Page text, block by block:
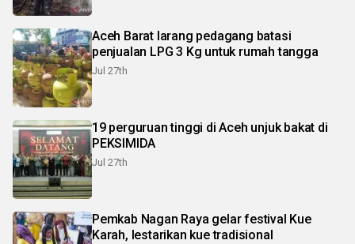
Aceh Barat larang pedagang batasi
penjualan LPG 3 Kg untuk rumah tangga
Jul 27th
19 perguruan tinggi di Aceh unjuk bakat di
PEKSIMIDA
Jul 27th
Pemkab Nagan Raya gelar festival Kue
Karah, lestarikan kue tradisional